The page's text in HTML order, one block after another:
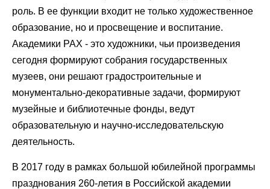
роль. В ее функции входит не только художественное
образование, но и просвещение и воспитание.
Академики РАХ - это художники, чьи произведения
сегодня формируют собрания государственных
музеев, они решают градостроительные и
монументально-декоративные задачи, формируют
музейные и библиотечные фонды, ведут
образовательную и научно-исследовательскую
деятельность.
В 2017 году в рамках большой юбилейной программы
празднования 260-летия в Российской академии